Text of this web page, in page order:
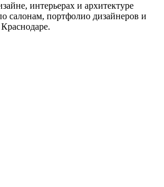
интерьерах и архитектуре
салонам, портфолио дизайнеров и